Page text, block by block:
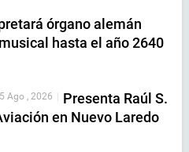
órgano alemán
hasta el año 2640
Ago , 2026 | Presenta Raúl S.
en Nuevo Laredo